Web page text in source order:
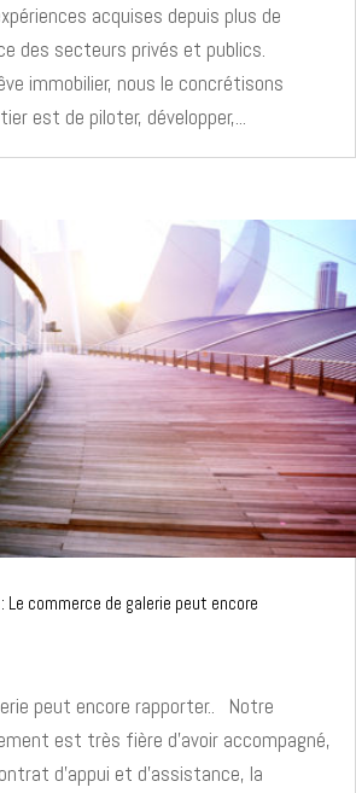
acquises depuis plus de
des secteurs privés et publics.
immobilier, nous le concrétisons
est de piloter, développer,...
commerce de galerie peut encore
peut encore rapporter.. Notre
est très fière d'avoir accompagné,
d'appui et d'assistance, la